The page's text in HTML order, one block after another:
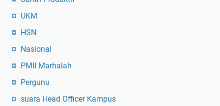
UKM
HSN
Nasional
PMII Marhalah
Pergunu
suara Head Officer Kampus